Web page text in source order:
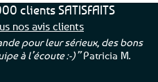
a
plusieurs
variations.
Les
clients SATISFAITS
nos avis clients
pour leur sérieux, des bons
à l’écoute :-)”Patricia M.